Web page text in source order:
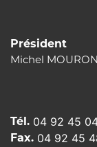
Président
Michel
Tél. 04 92 45
Fax. 04 92 45